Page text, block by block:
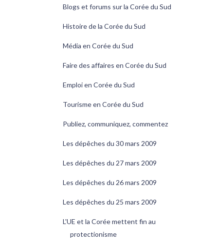
Blogs et forums sur la Corée du Sud
Histoire de la Corée du Sud
Média en Corée du Sud
Faire des affaires en Corée du Sud
Emploi en Corée du Sud
Tourisme en Corée du Sud
Publiez, communiquez, commentez
Les dépêches du 30 mars 2009
Les dépêches du 27 mars 2009
Les dépêches du 26 mars 2009
Les dépêches du 25 mars 2009
L'UE et la Corée mettent fin au
protectionisme